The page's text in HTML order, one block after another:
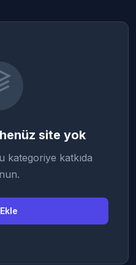
site yok
kategoriye katkıda